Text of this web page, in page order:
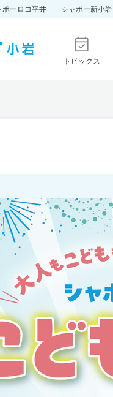
ポーロコ平井 シャポー新小岩
トピックス